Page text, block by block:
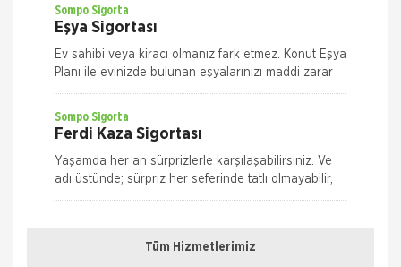
Sompo Sigorta
Eşya Sigortası
Ev sahibi veya kiracı olmanız fark etmez. Konut Eşya
Planı ile evinizde bulunan eşyalarınızı maddi zarar
ve risklere karşı size en uygun plan alternatifini
Sompo Sigorta
Ferdi Kaza Sigortası
Yaşamda her an sürprizlerle karşılaşabilirsiniz. Ve
adı üstünde; sürpriz her seferinde tatlı olmayabilir,
risk taşıyabilir. Yolda yürürken, evde ya da iş yeriniz
Ferdi Kaza SigortasıTüm Hizmetlerimiz
ONLİNE Dask Prim Hesaplama